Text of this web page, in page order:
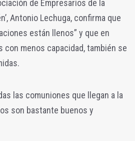
de Empresarios de la
Antonio Lechuga, confirma que
están llenos” y que en
menos capacidad, también se
las comuniones que llegan a la
son bastante buenos y